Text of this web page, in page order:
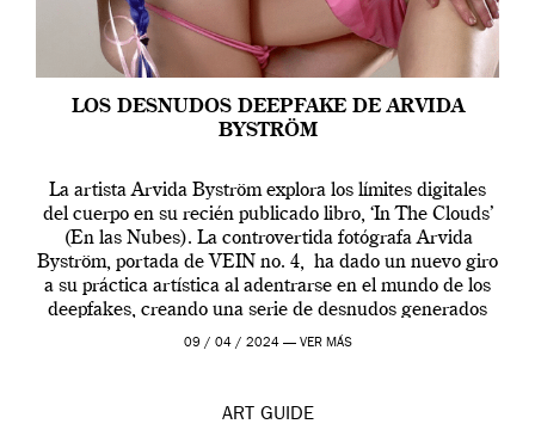
LOS DESNUDOS DEEPFAKE DE ARVIDA
BYSTRÖM
La artista Arvida Byström explora los límites digitales
del cuerpo en su recién publicado libro, ‘In The Clouds’
(En las Nubes). La controvertida fotógrafa Arvida
Byström, portada de VEIN no. 4, ha dado un nuevo giro
a su práctica artística al adentrarse en el mundo de los
deepfakes, creando una serie de desnudos generados
por […]
09 / 04 / 2024 — VER MÁS
ART GUIDE